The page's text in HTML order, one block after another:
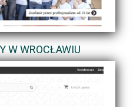
W WROCŁAWIU